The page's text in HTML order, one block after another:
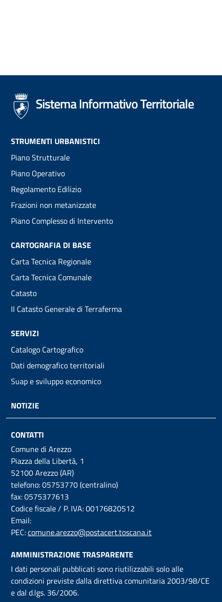
Sistema Informativo Territoriale
Footer
menu
STRUMENTI URBANISTICI
Piano Strutturale
Piano Operativo
Regolamento Edilizio
Frazioni non metanizzate
Piano Complesso di Intervento
CARTOGRAFIA DI BASE
Carta Tecnica Regionale
Carta Tecnica Comunale
Catasto
Il Catasto Generale di Terraferma
SERVIZI
Catalogo Cartografico
Dati demografico territoriali
Suap e sviluppo economico
NOTIZIE
CONTATTI
Comune di Arezzo
Piazza della Libertà, 1
52100 Arezzo (AR)
telefono: 05753770 (centralino)
fax: 0575377613
Codice fiscale / P. IVA: 00176820512
Email:
PEC:comune.arezzo@postacert.toscana.it
AMMINISTRAZIONE TRASPARENTE
I dati personali pubblicati sono riutilizzabili solo alle
condizioni previste dalla direttiva comunitaria 2003/98/CE
e dal d.lgs. 36/2006.